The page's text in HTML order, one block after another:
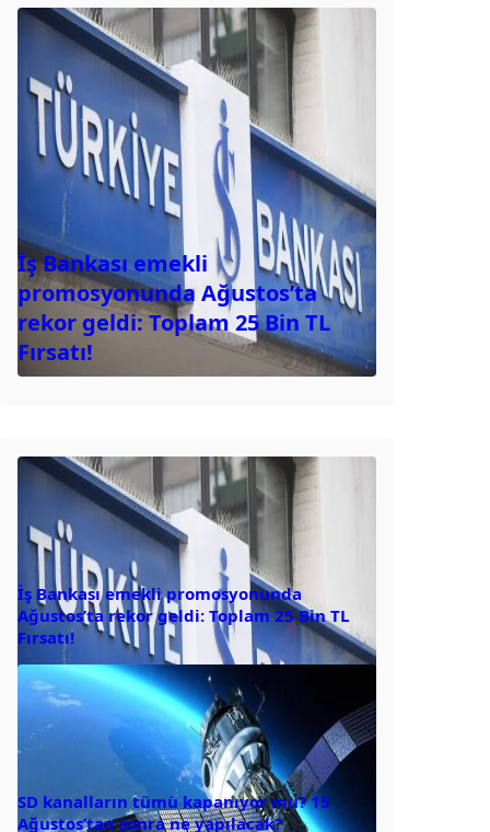
İş Bankası emekli
promosyonunda Ağustos’ta
rekor geldi: Toplam 25 Bin TL
Fırsatı!
İş Bankası emekli promosyonunda
Ağustos’ta rekor geldi: Toplam 25 Bin TL
Fırsatı!
SD kanalların tümü kapanıyor mu? 15
Ağustos’tan sonra ne yapılacak?